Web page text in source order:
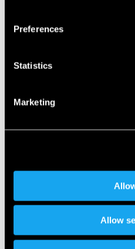
Preferences
Statistics
Marketing
Allow